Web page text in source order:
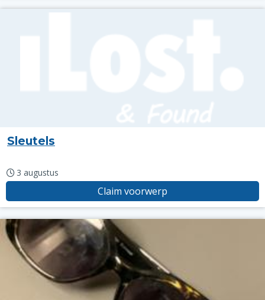
Sleutels
3 augustus
Claim voorwerp